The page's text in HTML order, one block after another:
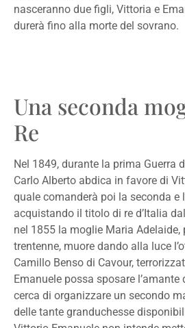
nasceranno due figli, Vittoria e
durerà fino alla morte del sovrano.
Una seconda
Re
Nel 1849, durante la prima Guerra
Carlo Alberto abdica in favore di
quale comanderà poi la seconda e
acquistando il titolo di re d’Italia
nel 1855 la moglie Maria Adelaide,
trentenne, muore dando alla luce
Camillo Benso di Cavour,
Emanuele possa sposare
cerca di organizzare un secondo
delle tante granduchesse